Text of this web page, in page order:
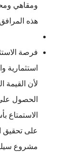
ومقاهي
هذه
فرصة
استثمارية
لأن القيمة
الحصول
الاستمتاع
على تحقيق
مشروع